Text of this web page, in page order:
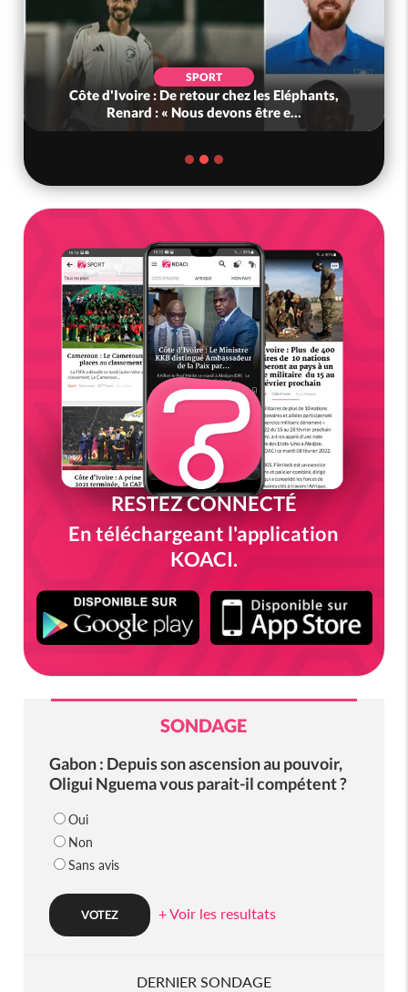
SPORT
Côte d'Ivoire : De retour chez les Eléphants,
Renard : « Nous devons être e...
RESTEZ CONNECTÉ
En téléchargeant l'application
KOACI.
SONDAGE
Gabon : Depuis son ascension au pouvoir,
Oligui Nguema vous parait-il compétent ?
Oui
Non
Sans avis
+ Voir les resultats
DERNIER SONDAGE